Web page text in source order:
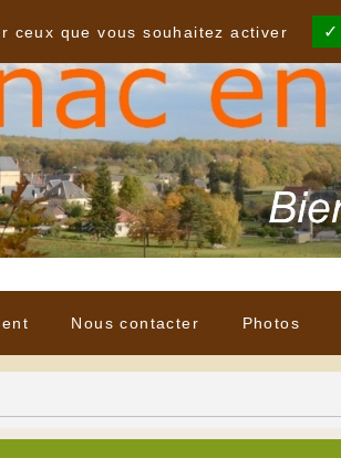
Nous contacter Photos
ceux que vous souhaitez activer